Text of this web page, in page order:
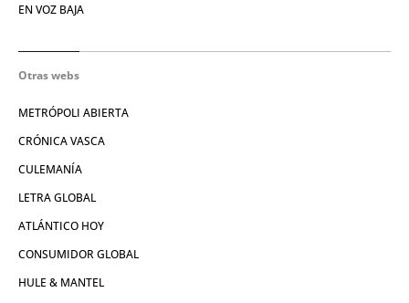
EN VOZ BAJA
Otras webs
METRÓPOLI ABIERTA
CRÓNICA VASCA
CULEMANÍA
LETRA GLOBAL
ATLÁNTICO HOY
CONSUMIDOR GLOBAL
HULE & MANTEL